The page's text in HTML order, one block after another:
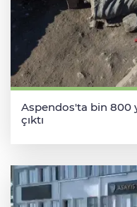
Aspendos'ta bin 800
çıktı